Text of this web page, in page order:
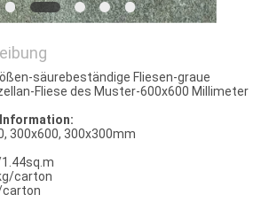
säurebeständige Fliesen-graue
Fliese des Muster-600x600 Millimeter
300x600, 300x300mm
carton
carton